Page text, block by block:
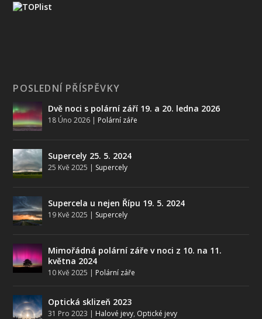
POSLEDNÍ PŘÍSPĚVKY
Dvě noci s polární září 19. a 20. ledna 2026
18 Úno 2026 | Polární záře
Supercely 25. 5. 2024
25 Kvě 2025 | Supercely
Supercela u nejen Řípu 19. 5. 2024
19 Kvě 2025 | Supercely
Mimořádná polární záře v noci z 10. na 11.
května 2024
10 Kvě 2025 | Polární záře
Optická sklizeň 2023
31 Pro 2023 | Halové jevy, Optické jevy